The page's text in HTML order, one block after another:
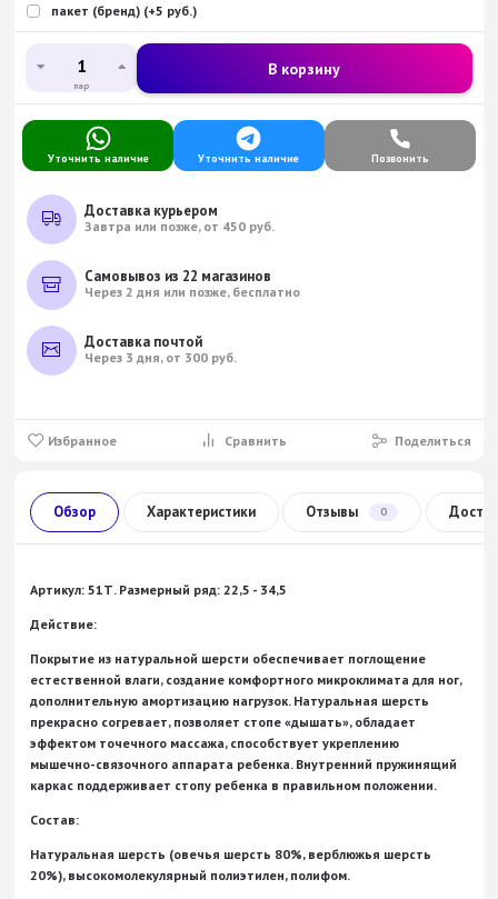
пакет (бренд) (+5 руб.)
пар
В корзину
Уточнить наличие Уточнить наличие Позвонить
Доставка курьером
Завтра или позже, от 450 руб.
Самовывоз из 22 магазинов
Через 2 дня или позже, бесплатно
Доставка почтой
Через 3 дня, от 300 руб.
Избранное Сравнить Поделиться
Обзор Характеристики Отзывы 0
Артикул: 51Т. Размерный ряд: 22,5 - 34,5
Действие:
Покрытие из натуральной шерсти обеспечивает поглощение
естественной влаги, создание комфортного микроклимата для ног,
дополнительную амортизацию нагрузок. Натуральная шерсть
прекрасно согревает, позволяет стопе «дышать», обладает
эффектом точечного массажа, способствует укреплению
мышечно-связочного аппарата ребенка. Внутренний пружинящий
каркас поддерживает стопу ребенка в правильном положении.
Состав:
Натуральная шерсть (овечья шерсть 80%, верблюжья шерсть
20%), высокомолекулярный полиэтилен, полифом.